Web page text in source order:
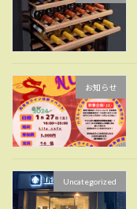
お知らせ
Uncategorized